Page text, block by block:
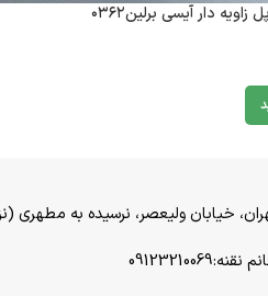
دار آیسی برلین۰۳۶۲
خیابان ولیعصر، نرسیده به مطهری
نقنه:09123210069